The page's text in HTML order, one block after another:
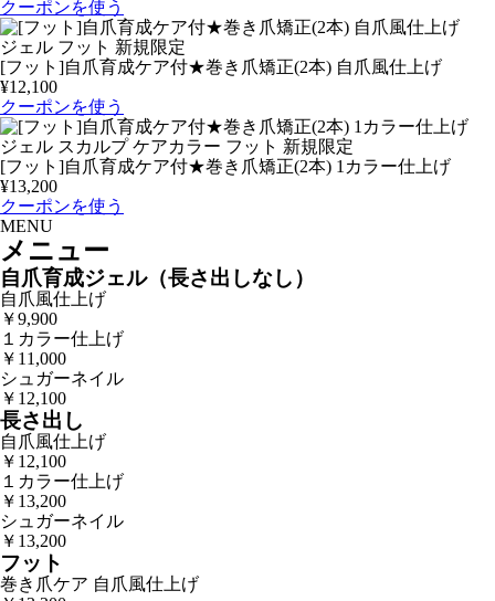
クーポンを使う
ジェル フット 新規限定
[フット]自爪育成ケア付★巻き爪矯正(2本) 自爪風仕上げ
¥12,100
クーポンを使う
ジェル スカルプ ケアカラー フット 新規限定
[フット]自爪育成ケア付★巻き爪矯正(2本) 1カラー仕上げ
¥13,200
クーポンを使う
MENU
メニュー
自爪育成ジェル（長さ出しなし）
自爪風仕上げ
￥9,900
１カラー仕上げ
￥11,000
シュガーネイル
￥12,100
長さ出し
自爪風仕上げ
￥12,100
１カラー仕上げ
￥13,200
シュガーネイル
￥13,200
フット
巻き爪ケア 自爪風仕上げ